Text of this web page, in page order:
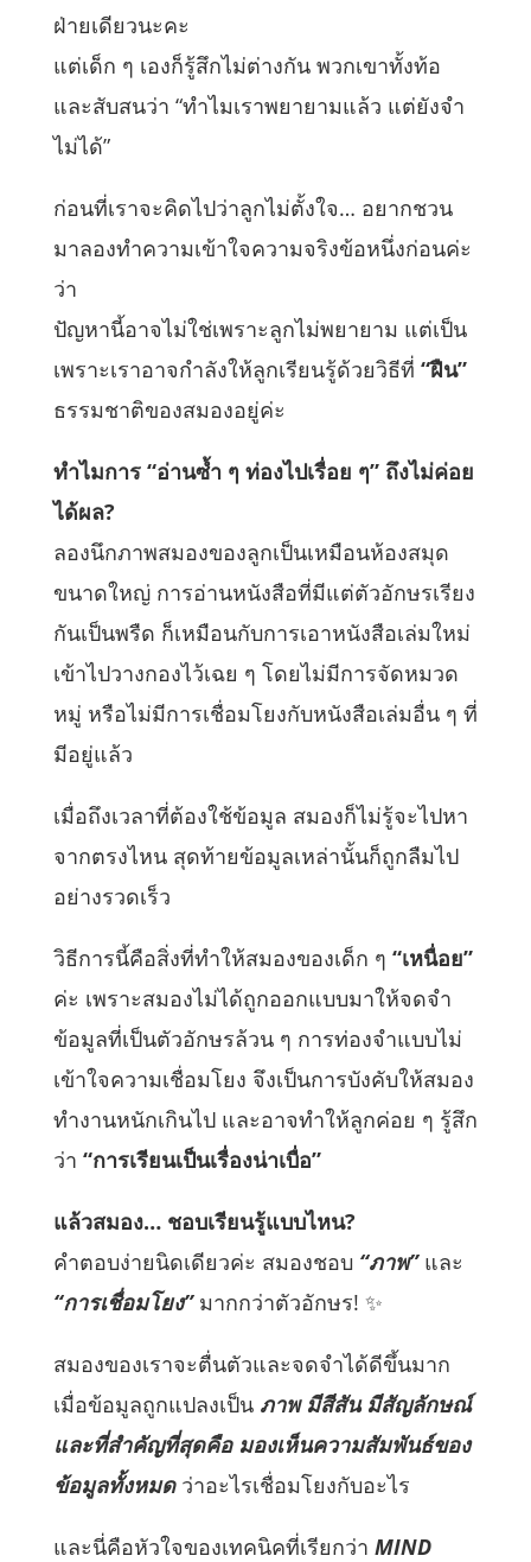
ฝ่ายเดียวนะคะ
แต่เด็ก ๆ เองก็รู้สึกไม่ต่างกัน พวกเขาทั้งท้อ
และสับสนว่า “ทำไมเราพยายามแล้ว แต่ยังจำ
ไม่ได้”
ก่อนที่เราจะคิดไปว่าลูกไม่ตั้งใจ… อยากชวน
มาลองทำความเข้าใจความจริงข้อหนึ่งก่อนค่ะ
ว่า
ปัญหานี้อาจไม่ใช่เพราะลูกไม่พยายาม แต่เป็น
เพราะเราอาจกำลังให้ลูกเรียนรู้ด้วยวิธีที่ “ฝืน”
ธรรมชาติของสมองอยู่ค่ะ
ทำไมการ “อ่านซ้ำ ๆ ท่องไปเรื่อย ๆ” ถึงไม่ค่อย
ได้ผล?
ลองนึกภาพสมองของลูกเป็นเหมือนห้องสมุด
ขนาดใหญ่ การอ่านหนังสือที่มีแต่ตัวอักษรเรียง
กันเป็นพรืด ก็เหมือนกับการเอาหนังสือเล่มใหม่
เข้าไปวางกองไว้เฉย ๆ โดยไม่มีการจัดหมวด
หมู่ หรือไม่มีการเชื่อมโยงกับหนังสือเล่มอื่น ๆ ที่
มีอยู่แล้ว
เมื่อถึงเวลาที่ต้องใช้ข้อมูล สมองก็ไม่รู้จะไปหา
จากตรงไหน สุดท้ายข้อมูลเหล่านั้นก็ถูกลืมไป
อย่างรวดเร็ว
วิธีการนี้คือสิ่งที่ทำให้สมองของเด็ก ๆ “เหนื่อย”
ค่ะ เพราะสมองไม่ได้ถูกออกแบบมาให้จดจำ
ข้อมูลที่เป็นตัวอักษรล้วน ๆ การท่องจำแบบไม่
เข้าใจความเชื่อมโยง จึงเป็นการบังคับให้สมอง
ทำงานหนักเกินไป และอาจทำให้ลูกค่อย ๆ รู้สึก
ว่า “การเรียนเป็นเรื่องน่าเบื่อ”
แล้วสมอง… ชอบเรียนรู้แบบไหน?
คำตอบง่ายนิดเดียวค่ะ สมองชอบ “ภาพ”และ
“การเชื่อมโยง”มากกว่าตัวอักษร! ✨
สมองของเราจะตื่นตัวและจดจำได้ดีขึ้นมาก
เมื่อข้อมูลถูกแปลงเป็น ภาพ มีสีสัน มีสัญลักษณ์
และที่สำคัญที่สุดคือ มองเห็นความสัมพันธ์ของ
ข้อมูลทั้งหมดว่าอะไรเชื่อมโยงกับอะไร
และนี่คือหัวใจของเทคนิคที่เรียกว่า MIND